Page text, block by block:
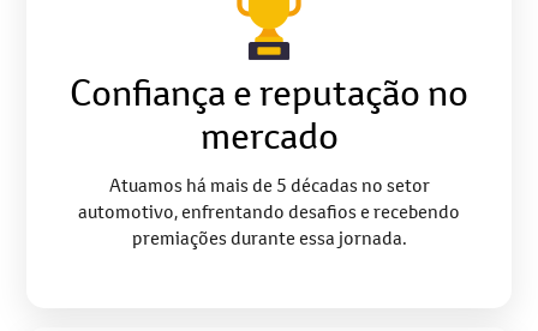
Confiança e reputação no
mercado
Atuamos há mais de 5 décadas no setor
automotivo, enfrentando desafios e recebendo
premiações durante essa jornada.